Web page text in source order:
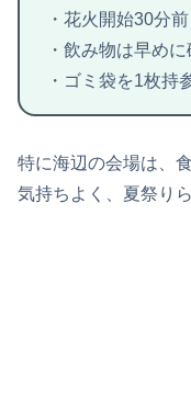
・花火開始30分
・飲み物は早め
・ゴミ袋を1枚持
特に海辺の会場は、
気持ちよく、夏祭り